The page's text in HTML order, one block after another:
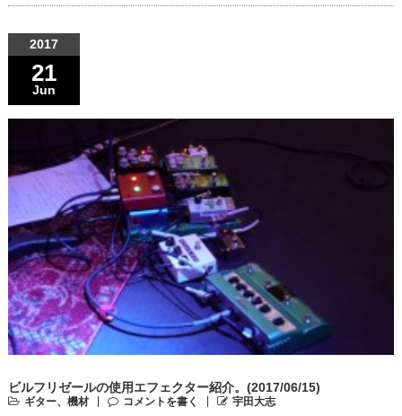
2017
21
Jun
ビルフリゼールの使用エフェクター紹介。(2017/06/15)
ギター、機材 コメントを書く 宇田大志